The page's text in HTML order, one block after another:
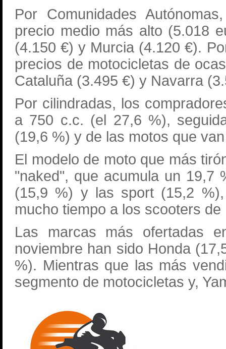
Por Comunidades
precio medio más alto (5.018
(4.150 €) y Murcia (4.120 €).
precios de motocicletas de
Cataluña (3.495 €) y Navarra
Por cilindradas, los
a 750 c.c. (el 27,6 %),
(19,6 %) y de las motos que
El modelo de moto que más
"naked", que acumula un 19,7
(15,9 %) y las sport (15,2
mucho tiempo a los scooters
Las marcas más ofertadas
noviembre han sido Honda
%). Mientras que las más
segmento de motocicletas y,